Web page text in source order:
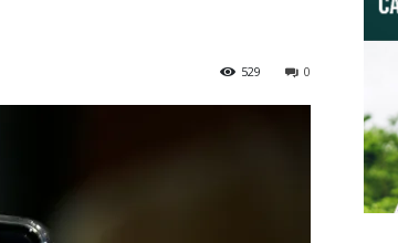
0
529